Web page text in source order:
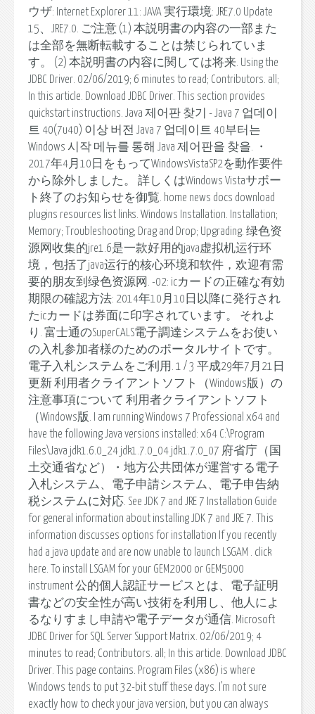
ウザ: Internet Explorer 11: JAVA 実行環境: JRE7.0 Update
15、JRE7.0. ご注意 (1) 本説明書の内容の一部また
は全部を無断転載することは禁じられていま
す。 (2) 本説明書の内容に関しては将来. Using the
JDBC Driver. 02/06/2019; 6 minutes to read; Contributors. all;
In this article. Download JDBC Driver. This section provides
quickstart instructions. Java 제어판 찾기 - Java 7 업데이
트 40(7u40) 이상 버전 Java 7 업데이트 40부터는
Windows 시작 메뉴를 통해 Java 제어판을 찾을. ・
2017年4月10日をもってWindowsVistaSP2を動作要件
から除外しました。 詳しくはWindows Vistaサポー
ト終了のお知らせを御覧. home news docs download
plugins resources list links. Windows Installation. Installation;
Memory; Troubleshooting; Drag and Drop; Upgrading. 绿色资
源网收集的jre1.6是一款好用的java虚拟机运行环
境，包括了java运行的核心环境和软件，欢迎有需
要的朋友到绿色资源网. -02: icカードの正確な有効
期限の確認方法: 2014年10月10日以降に発行され
たicカードは券面に印字されています。 それよ
り. 富士通のSuperCALS電子調達システムをお使い
の入札参加者様のためのポータルサイトです。
電子入札システムをご利用. 1 / 3 平成29年7月21日
更新 利用者クライアントソフト（Windows版）の
注意事項について 利用者クライアントソフト
（Windows版. I am running Windows 7 Professional x64 and
have the following Java versions installed: x64 C:\Program
Files\Java jdk1.6.0_24 jdk1.7.0_04 jdk1.7.0_07 府省庁（国
土交通省など）・地方公共団体が運営する電子
入札システム、電子申請システム、電子申告納
税システムに対応. See JDK 7 and JRE 7 Installation Guide
for general information about installing JDK 7 and JRE 7. This
information discusses options for installation If you recently
had a java update and are now unable to launch LSGAM . click
here. To install LSGAM for your GEM2000 or GEM5000
instrument 公的個人認証サービスとは、電子証明
書などの安全性が高い技術を利用し、他人によ
るなりすまし申請や電子データが通信. Microsoft
JDBC Driver for SQL Server Support Matrix. 02/06/2019; 4
minutes to read; Contributors. all; In this article. Download JDBC
Driver. This page contains. Program Files (x86) is where
Windows tends to put 32-bit stuff these days. I'm not sure
exactly how to check your java version, but you can always